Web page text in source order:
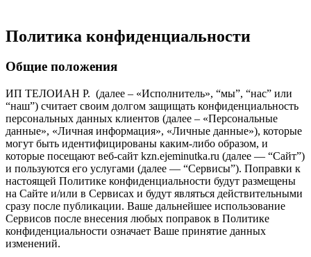
Политика конфиденциальности
Общие положения
ИП ТЕЛОИАН Р. (далее – «Исполнитель», “мы”, “нас” или
“наш”) считает своим долгом защищать конфиденциальность
персональных данных клиентов (далее – «Персональные
данные», «Личная информация», «Личные данные»), которые
могут быть идентифицированы каким-либо образом, и
которые посещают веб-сайт kzn.ejeminutka.ru (далее — “Сайт”)
и пользуются его услугами (далее — “Сервисы”). Поправки к
настоящей Политике конфиденциальности будут размещены
на Сайте и/или в Сервисах и будут являться действительными
сразу после публикации. Ваше дальнейшее использование
Сервисов после внесения любых поправок в Политике
конфиденциальности означает Ваше принятие данных
изменений.